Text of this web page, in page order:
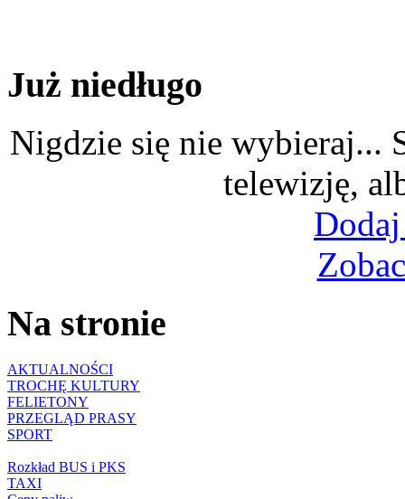
Już niedługo
Nigdzie się nie wybieraj...
telewizję,
Na stronie
AKTUALNOŚCI
TROCHĘ KULTURY
FELIETONY
PRZEGLĄD PRASY
SPORT
Rozkład BUS i PKS
TAXI